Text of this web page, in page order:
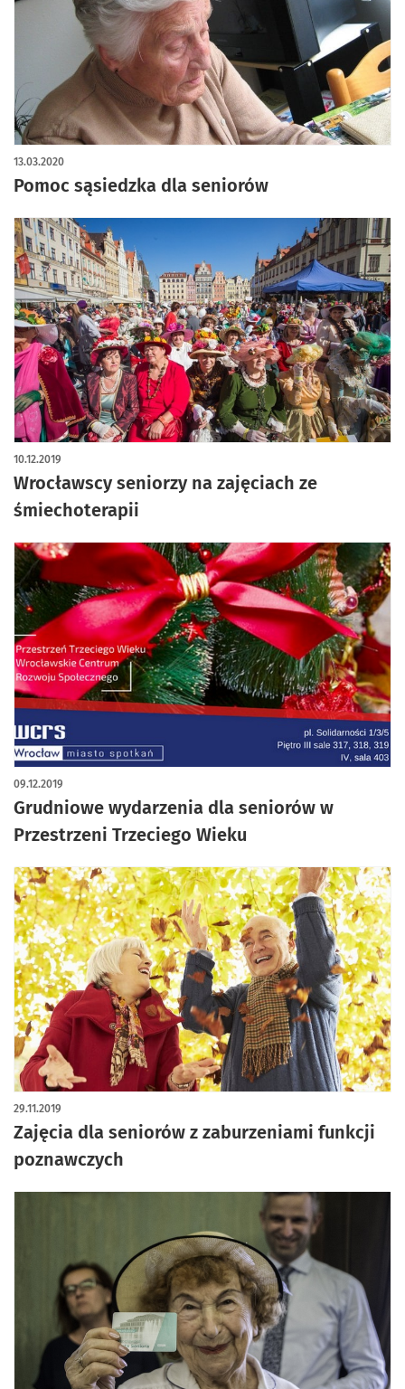
Pomoc sąsiedzka dla seniorów
13.03.2020
Wrocławscy seniorzy na zajęciach ze
śmiechoterapii
10.12.2019
Grudniowe wydarzenia dla seniorów w
Przestrzeni Trzeciego Wieku
09.12.2019
Zajęcia dla seniorów z zaburzeniami funkcji
poznawczych
29.11.2019